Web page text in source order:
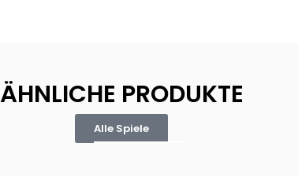
ÄHNLICHE PRODUKTE
Alle Spiele